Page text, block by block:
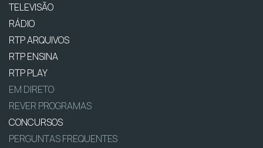
TELEVISÃO
RÁDIO
RTP ARQUIVOS
RTP ENSINA
RTP PLAY
EM DIRETO
REVER PROGRAMAS
CONCURSOS
PERGUNTAS FREQUENTES